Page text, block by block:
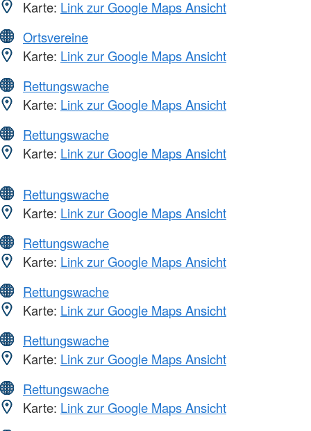
Karte: Link zur Google Maps Ansicht
Ortsvereine
Karte: Link zur Google Maps Ansicht
Rettungswache
Karte: Link zur Google Maps Ansicht
Rettungswache
Karte: Link zur Google Maps Ansicht
Rettungswache
Karte: Link zur Google Maps Ansicht
Rettungswache
Karte: Link zur Google Maps Ansicht
Rettungswache
Karte: Link zur Google Maps Ansicht
Rettungswache
Karte: Link zur Google Maps Ansicht
Rettungswache
Karte: Link zur Google Maps Ansicht